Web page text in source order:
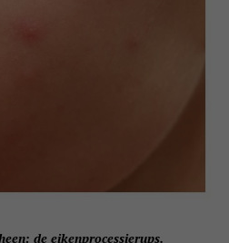
de eikenprocessierups.